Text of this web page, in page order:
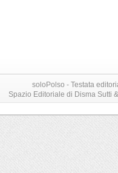
soloPolso - Testata
Spazio Editoriale di Disma Sutti